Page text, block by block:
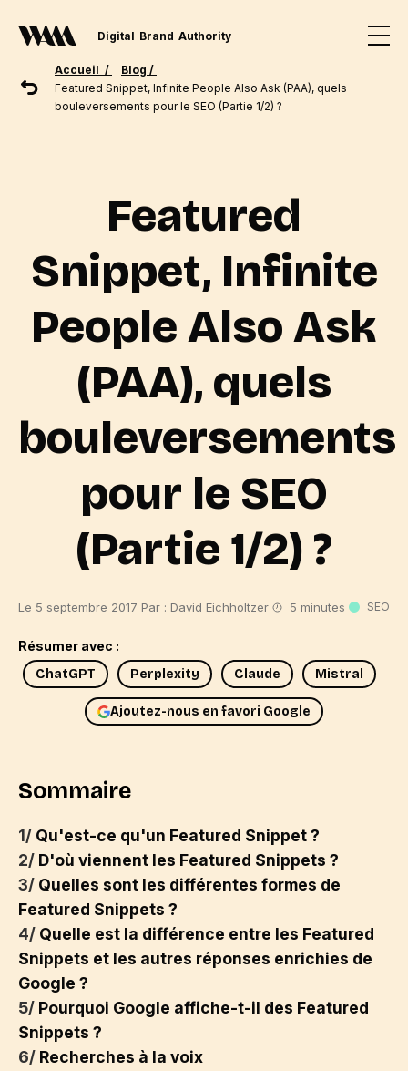
Digital Brand Authority
Accueil /
Blog /
Featured Snippet, Infinite People Also Ask (PAA), quels
bouleversements pour le SEO (Partie 1/2) ?
Featured
Snippet, Infinite
People Also Ask
(PAA), quels
bouleversements
pour le SEO
(Partie 1/2) ?
Le 5 septembre 2017 Par : David Eichholtzer 5 minutes SEO
Résumer avec :
ChatGPT
Perplexity Claude Mistral
Ajoutez-nous en favori Google
Sommaire
1/ Qu'est-ce qu'un Featured Snippet ?
2/ D'où viennent les Featured Snippets ?
3/ Quelles sont les différentes formes de
Featured Snippets ?
4/ Quelle est la différence entre les Featured
Snippets et les autres réponses enrichies de
Google ?
5/ Pourquoi Google affiche-t-il des Featured
Snippets ?
6/ Recherches à la voix